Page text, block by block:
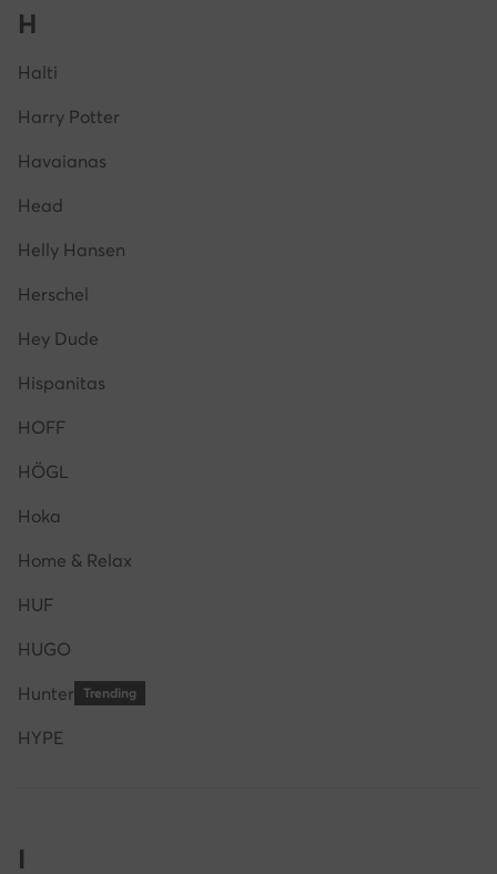
H
Halti
Harry Potter
Havaianas
Head
Helly Hansen
Herschel
Hey Dude
Hispanitas
HOFF
HÖGL
Hoka
Home & Relax
HUF
HUGO
Hunter Trending
HYPE
I